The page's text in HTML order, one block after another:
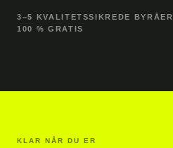
3–5 KVALITETSSIKREDE BYRÅER
100 % GRATIS
KLAR NÅR DU ER